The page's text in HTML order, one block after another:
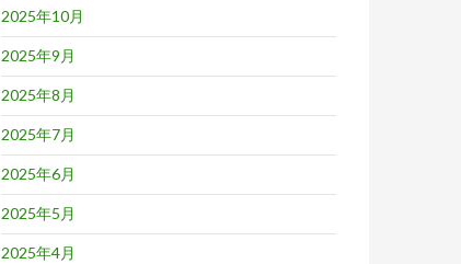
2025年10月
2025年9月
2025年8月
2025年7月
2025年6月
2025年5月
2025年4月